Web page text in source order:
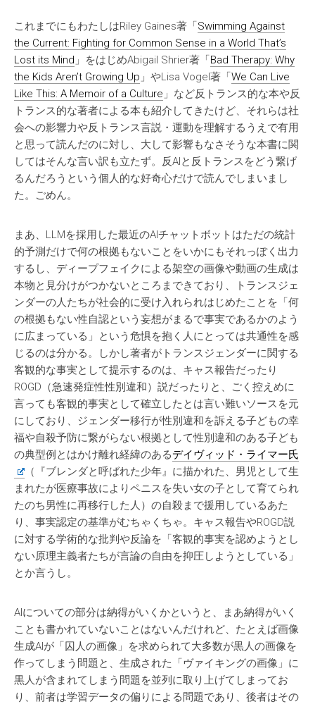
これまでにもわたしはRiley Gaines著「Swimming Against
the Current: Fighting for Common Sense in a World That’s
Lost its Mind 」をはじめAbigail Shrier著「Bad Therapy: Why
the Kids Aren’t Growing Up 」やLisa Vogel著「We Can Live
Like This: A Memoir of a Culture 」など反トランス的な本や反
トランス的な著者による本も紹介してきたけど、それらは社
会への影響力や反トランス言説・運動を理解するうえで有用
と思って読んだのに対し、大して影響もなさそうな本書に関
してはそんな言い訳も立たず。反AIと反トランスをどう繋げ
るんだろうという個人的な好奇心だけで読んでしまいまし
た。ごめん。
まあ、LLMを採用した最近のAIチャットボットはただの統計
的予測だけで何の根拠もないことをいかにもそれっぽく出力
するし、ディープフェイクによる架空の画像や動画の生成は
本物と見分けがつかないところまできており、トランスジェ
ンダーの人たちが社会的に受け入れられはじめたことを「何
の根拠もない性自認という妄想がまるで事実であるかのよう
に広まっている」という危惧を抱く人にとっては共通性を感
じるのは分かる。しかし著者がトランスジェンダーに関する
客観的な事実として提示するのは、キャス報告だったり
ROGD（急速発症性性別違和）説だったりと、ごく控えめに
言っても客観的事実として確立したとは言い難いソースを元
にしており、ジェンダー移行が性別違和を訴える子どもの幸
福や自殺予防に繋がらない根拠として性別違和のある子ども
の典型例とはかけ離れ経緯のあるデイヴィッド・ライマー氏
（『ブレンダと呼ばれた少年』に描かれた、男児として生
まれたが医療事故によりペニスを失い女の子として育てられ
たのち男性に再移行した人）の自殺まで援用しているあた
り、事実認定の基準がむちゃくちゃ。キャス報告やROGD説
に対する学術的な批判や反論を「客観的事実を認めようとし
ない原理主義者たちが言論の自由を抑圧しようとしている」
とか言うし。
AIについての部分は納得がいくかというと、まあ納得がいく
ことも書かれていないことはないんだけれど、たとえば画像
生成AIが「囚人の画像」を求められて大多数が黒人の画像を
作ってしまう問題と、生成された「ヴァイキングの画像」に
黒人が含まれてしまう問題を並列に取り上げてしまってお
り、前者は学習データの偏りによる問題であり、後者はその